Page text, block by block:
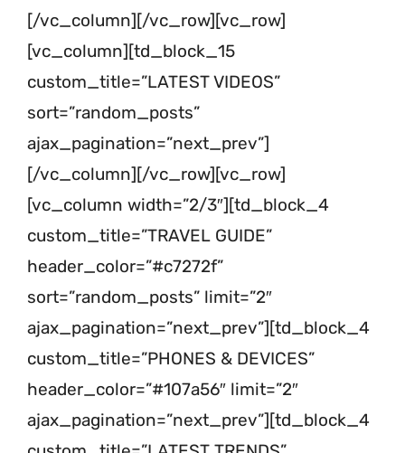
[/vc_column][/vc_row][vc_row]
[vc_column][td_block_15
custom_title=”LATEST VIDEOS”
sort=”random_posts”
ajax_pagination=”next_prev”]
[/vc_column][/vc_row][vc_row]
[vc_column width=”2/3″][td_block_4
custom_title=”TRAVEL GUIDE”
header_color=”#c7272f”
sort=”random_posts” limit=”2″
ajax_pagination=”next_prev”][td_block_4
custom_title=”PHONES & DEVICES”
header_color=”#107a56″ limit=”2″
ajax_pagination=”next_prev”][td_block_4